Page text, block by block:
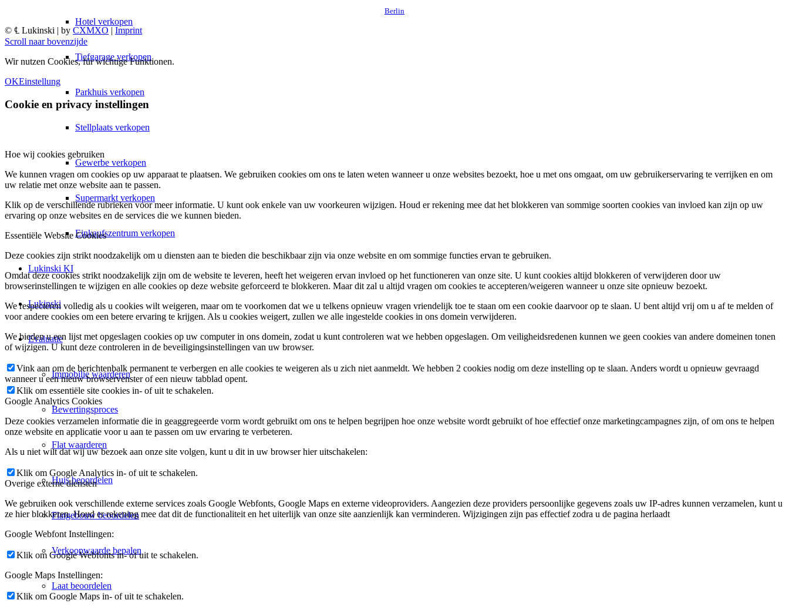
Hotel verkopen
Tiefgarage verkopen
Parkhuis verkopen
Stellplaats verkopen
Gewerbe verkopen
Supermarkt verkopen
Einkaufszentrum verkopen
Lukinski KI
Lukinski
Evaluatie
Immobilie waarderen
Bewertingsproces
Flat waarderen
Huis beoordelen
Flatgebouw beoordelen
Verkoopwaarde bepalen
Laat beoordelen
Berlin
© ℄ Lukinski | by CXMXO | Imprint
Scroll naar bovenzijde
Wir nutzen Cookies, für wichtige Funktionen.
OKEinstellung
Cookie en privacy instellingen
Hoe wij cookies gebruiken
We kunnen vragen om cookies op uw apparaat te plaatsen. We gebruiken cookies om ons te laten weten wanneer u onze websites bezoekt, hoe u met ons omgaat, om uw gebruikerservaring te verrijken en om
uw relatie met onze website aan te passen.
Klik op de verschillende rubrieken voor meer informatie. U kunt ook enkele van uw voorkeuren wijzigen. Houd er rekening mee dat het blokkeren van sommige soorten cookies van invloed kan zijn op uw
ervaring op onze websites en de services die we kunnen bieden.
Essentiële Website Cookies
Deze cookies zijn strikt noodzakelijk om u diensten aan te bieden die beschikbaar zijn via onze website en om sommige functies ervan te gebruiken.
Omdat deze cookies strikt noodzakelijk zijn om de website te leveren, heeft het weigeren ervan invloed op het functioneren van onze site. U kunt cookies altijd blokkeren of verwijderen door uw
browserinstellingen te wijzigen en alle cookies op deze website geforceerd te blokkeren. Maar dit zal u altijd vragen om cookies te accepteren/weigeren wanneer u onze site opnieuw bezoekt.
We respecteren volledig als u cookies wilt weigeren, maar om te voorkomen dat we u telkens opnieuw vragen vriendelijk toe te staan om een cookie daarvoor op te slaan. U bent altijd vrij om u af te melden of
voor andere cookies om een betere ervaring te krijgen. Als u cookies weigert, zullen we alle ingestelde cookies in ons domein verwijderen.
We bieden u een lijst met opgeslagen cookies op uw computer in ons domein, zodat u kunt controleren wat we hebben opgeslagen. Om veiligheidsredenen kunnen we geen cookies van andere domeinen tonen
of wijzigen. U kunt deze controleren in de beveiligingsinstellingen van uw browser.
Vink aan om de berichtenbalk permanent te verbergen en alle cookies te weigeren als u zich niet aanmeldt. We hebben 2 cookies nodig om deze instelling op te slaan. Anders wordt u opnieuw gevraagd
wanneer u een nieuw browservenster of een nieuw tabblad opent.
Klik om essentiële site cookies in- of uit te schakelen.
Google Analytics Cookies
Deze cookies verzamelen informatie die in geaggregeerde vorm wordt gebruikt om ons te helpen begrijpen hoe onze website wordt gebruikt of hoe effectief onze marketingcampagnes zijn, of om ons te helpen
onze website en applicatie voor u aan te passen om uw ervaring te verbeteren.
Als u niet wilt dat wij uw bezoek aan onze site volgen, kunt u dit in uw browser hier uitschakelen:
Klik om Google Analytics in- of uit te schakelen.
Overige externe diensten
We gebruiken ook verschillende externe services zoals Google Webfonts, Google Maps en externe videoproviders. Aangezien deze providers persoonlijke gegevens zoals uw IP-adres kunnen verzamelen, kunt u
ze hier blokkeren. Houd er rekening mee dat dit de functionaliteit en het uiterlijk van onze site aanzienlijk kan verminderen. Wijzigingen zijn pas effectief zodra u de pagina herlaadt
Google Webfont Instellingen:
Klik om Google Webfonts in- of uit te schakelen.
Google Maps Instellingen:
Klik om Google Maps in- of uit te schakelen.